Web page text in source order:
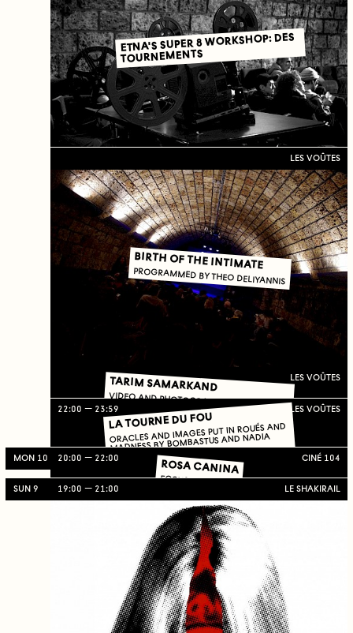
ETNA'S SUPER 8 WORKSHOP: DES
TOURNEMENTS
LES VOÛTES
BIRTH OF THE INTIMATE
PROGRAMMED BY THEO DELIYANNIS
LES VOÛTES
TARIM SAMARKAND
VIDEO AND PHOTOGRAPHIC INSTALLATION
22:00 23:59 LES VOÛTES
LA TOURNE DU FOU
ORACLES AND IMAGES PUT IN ROUÉS AND
MADNESS BY BOMBASTUS AND NADIA
BARRIENTOS
MON 10 20:00 22:00 CINÉ 104
ROSA CANINA
FOCUS #7
SUN 9 19:00 21:00 LE SHAKIRAIL